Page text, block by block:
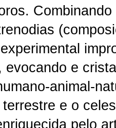
evocando e
animal-
e o
pelo